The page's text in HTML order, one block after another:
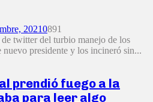
20210891
twitter del turbio manejo de los
nuevo presidente y los incineró sin...
prendió fuego a la
para leer algo